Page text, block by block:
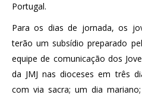
Portugal.
Para os dias de jornada, os
terão um subsídio preparado
equipe de comunicação dos
da JMJ nas dioceses em três
com via sacra; um dia